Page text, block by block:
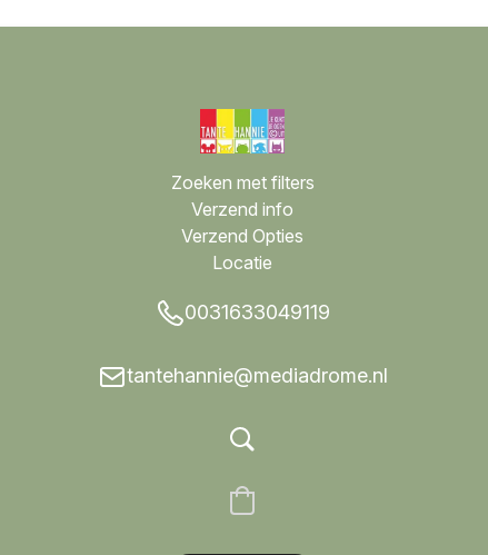
Zoeken met filters
Verzend info
Verzend Opties
Locatie
0031633049119
tantehannie@mediadrome.nl